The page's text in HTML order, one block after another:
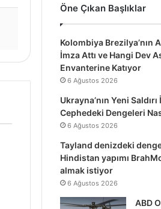
Öne Çıkan Başlıklar
Kolombiya Brezilya’nın
İmza Attı ve Hangi Dev
Envanterine Katıyor
6 Ağustos 2026
Ukrayna’nın Yeni Saldırı
Cephedeki Dengeleri
6 Ağustos 2026
Tayland denizdeki
Hindistan yapımı
almak istiyor
6 Ağustos 2026
ABD